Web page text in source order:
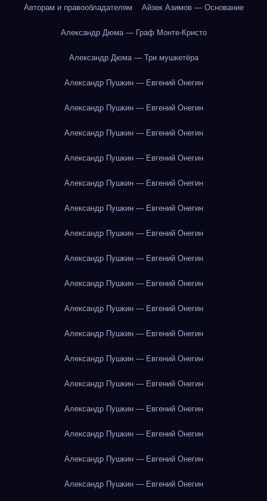
Авторам и правообладателям Айзек Азимов — Основание
Александр Дюма — Граф Монте-Кристо
Александр Дюма — Три мушкетёра
Александр Пушкин — Евгений Онегин
Александр Пушкин — Евгений Онегин
Александр Пушкин — Евгений Онегин
Александр Пушкин — Евгений Онегин
Александр Пушкин — Евгений Онегин
Александр Пушкин — Евгений Онегин
Александр Пушкин — Евгений Онегин
Александр Пушкин — Евгений Онегин
Александр Пушкин — Евгений Онегин
Александр Пушкин — Евгений Онегин
Александр Пушкин — Евгений Онегин
Александр Пушкин — Евгений Онегин
Александр Пушкин — Евгений Онегин
Александр Пушкин — Евгений Онегин
Александр Пушкин — Евгений Онегин
Александр Пушкин — Евгений Онегин
Александр Пушкин — Евгений Онегин